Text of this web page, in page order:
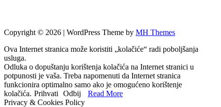
Copyright © 2026 | WordPress Theme by MH Themes
Ova Internet stranica može koristiti „kolačiće“ radi poboljšanja
usluga.
Odluka o dopuštanju korištenja kolačića na Internet stranici u
potpunosti je vaša. Treba napomenuti da Internet stranica
funkcionira optimalno samo ako je omogućeno korištenje
kolačića. Prihvati Odbij
Read More
Privacy & Cookies Policy